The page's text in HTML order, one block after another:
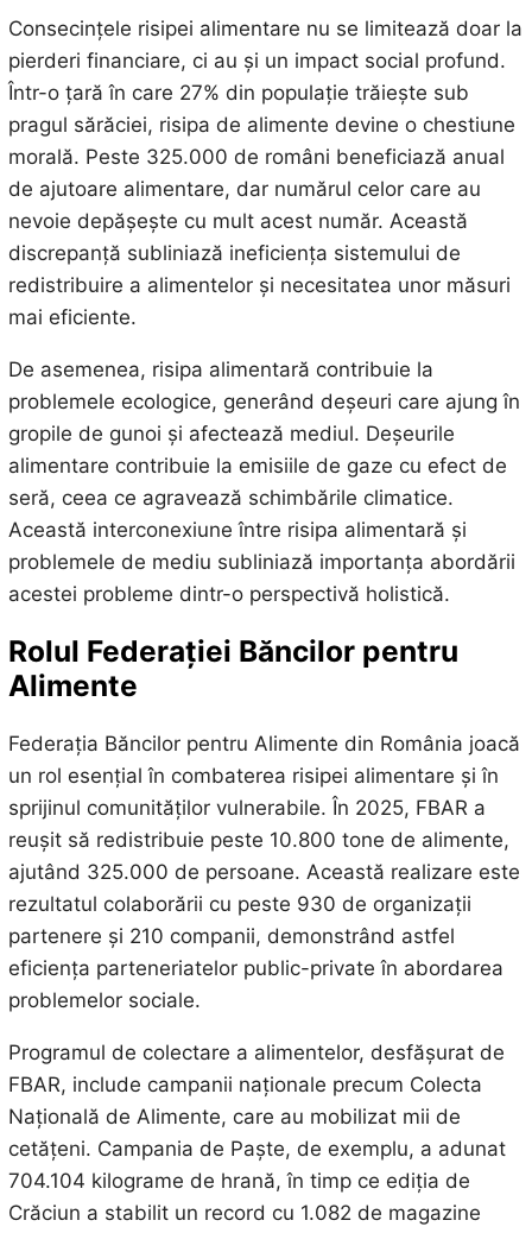
Consecințele risipei alimentare nu se limitează doar la
pierderi financiare, ci au și un impact social profund.
Într-o țară în care 27% din populație trăiește sub
pragul sărăciei, risipa de alimente devine o chestiune
morală. Peste 325.000 de români beneficiază anual
de ajutoare alimentare, dar numărul celor care au
nevoie depășește cu mult acest număr. Această
discrepanță subliniază ineficiența sistemului de
redistribuire a alimentelor și necesitatea unor măsuri
mai eficiente.
De asemenea, risipa alimentară contribuie la
problemele ecologice, generând deșeuri care ajung în
gropile de gunoi și afectează mediul. Deșeurile
alimentare contribuie la emisiile de gaze cu efect de
seră, ceea ce agravează schimbările climatice.
Această interconexiune între risipa alimentară și
problemele de mediu subliniază importanța abordării
acestei probleme dintr-o perspectivă holistică.
Rolul Federației Băncilor pentru
Alimente
Federația Băncilor pentru Alimente din România joacă
un rol esențial în combaterea risipei alimentare și în
sprijinul comunităților vulnerabile. În 2025, FBAR a
reușit să redistribuie peste 10.800 tone de alimente,
ajutând 325.000 de persoane. Această realizare este
rezultatul colaborării cu peste 930 de organizații
partenere și 210 companii, demonstrând astfel
eficiența parteneriatelor public-private în abordarea
problemelor sociale.
Programul de colectare a alimentelor, desfășurat de
FBAR, include campanii naționale precum Colecta
Națională de Alimente, care au mobilizat mii de
cetățeni. Campania de Paște, de exemplu, a adunat
704.104 kilograme de hrană, în timp ce ediția de
Crăciun a stabilit un record cu 1.082 de magazine